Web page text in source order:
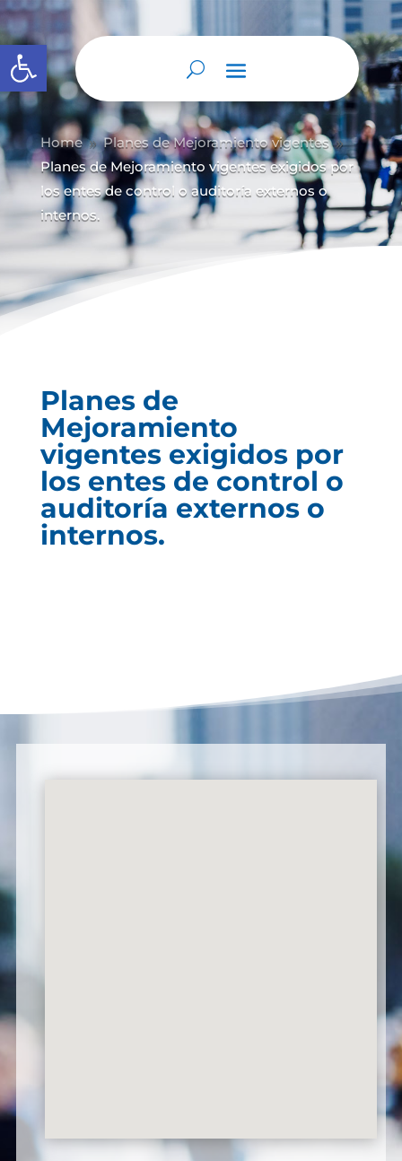
Abrir barra de herramientas
Home 9 Planes de Mejoramiento vigentes 9
Planes de Mejoramiento vigentes exigidos por
los entes de control o auditoría externos o
internos.
Planes de
Mejoramiento
vigentes exigidos por
los entes de control o
auditoría externos o
internos.